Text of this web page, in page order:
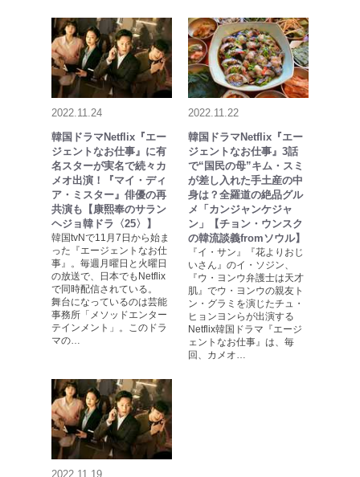
2022.11.24
韓国ドラマNetflix『エー
ジェントなお仕事』に有
名スターが実名で続々カ
メオ出演！『マイ・ディ
ア・ミスター』俳優の再
共演も【康熙奉のサラン
ヘジョ韓ドラ〈25〉】
韓国tvNで11月7日から始ま
った『エージェントなお仕
事』。毎週月曜日と火曜日
の放送で、日本でもNetflix
で同時配信されている。
舞台になっているのは芸能
事務所「メソッドエンター
テインメント」。このドラ
マの…
2022.11.22
韓国ドラマNetflix『エー
ジェントなお仕事』3話
で“国民の母”キム・スミ
が差し入れた手土産の中
身は？全羅道の絶品グル
メ「カンジャンケジャ
ン」【チョン・ウンスク
の韓流談義fromソウル】
『イ・サン』『花よりおじ
いさん』のイ・ソジン、
『ウ・ヨンウ弁護士は天才
肌』でウ・ヨンウの親友ト
ン・グラミを演じたチュ・
ヒョンヨンらが出演する
Netflix韓国ドラマ『エージ
ェントなお仕事』は、毎
回、カメオ…
2022.11.19